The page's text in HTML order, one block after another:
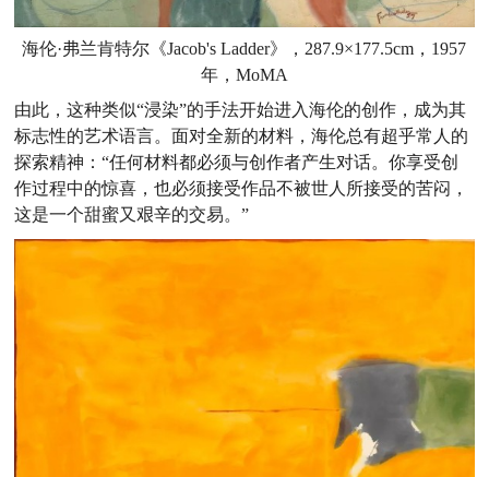
海伦·弗兰肯特尔《Jacob's Ladder》，287.9×177.5cm，1957
年，MoMA
由此，这种类似“浸染”的手法开始进入海伦的创作，成为其
标志性的艺术语言。面对全新的材料，海伦总有超乎常人的
探索精神：“任何材料都必须与创作者产生对话。你享受创
作过程中的惊喜，也必须接受作品不被世人所接受的苦闷，
这是一个甜蜜又艰辛的交易。”